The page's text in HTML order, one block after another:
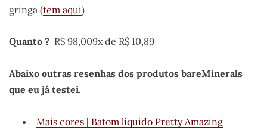
gringa (tem aqui)
Quanto ? R$ 98,009x de R$ 10,89
Abaixo outras resenhas dos produtos bareMinerals
que eu já testei.
Mais cores | Batom líquido Pretty Amazing